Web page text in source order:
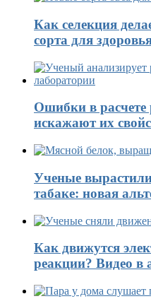
Как селекция
сорта для
Ошибки в расчете
искажают их
Ученые
табаке: новая
Как движутся
реакции? Видео в